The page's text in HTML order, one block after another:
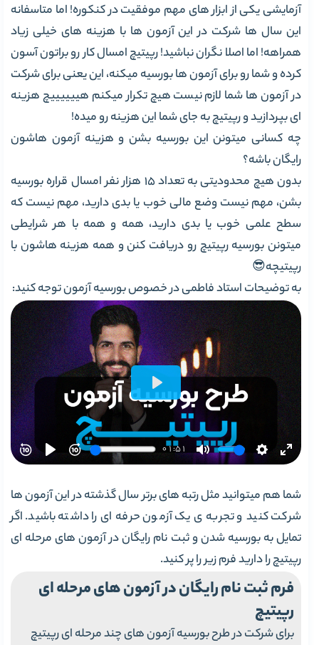
آزمایشی یکی از ابزار های مهم موفقیت در کنکوره! اما متاسفانه
این سال ها شرکت در این آزمون ها با هزینه های خیلی زیاد
همراهه! اما اصلا نگران نباشید! رپیتیچ امسال کار رو براتون آسون
کرده و شما رو برای آزمون ها بورسیه میکنه، این یعنی برای شرکت
در آزمون ها شما لازم نیست هیچ تکرار میکنم هییییییچ هزینه
ای بپردازید و رپیتیچ به جای شما این هزینه رو میده!
چه کسانی میتونن این بورسیه بشن و هزینه آزمون هاشون
رایگان باشه؟
بدون هیچ محدودیتی به تعداد 15 هزار نفر امسال قراره بورسیه
بشن، مهم نیست وضع مالی خوب یا بدی دارید، مهم نیست که
سطح علمی خوب یا بدی دارید، همه و همه با هر شرایطی
میتونن بورسیه رپیتیچ رو دریافت کنن و همه هزینه هاشون با
رپیتیچه😎
به توضیحات استاد فاطمی در خصوص بورسیه آزمون توجه کنید:
شما هم میتوانید مثل رتبه های برتر سال گذشته در این آزمون ها
شرکت کنید و تجربه ی یک آزمون حرفه ای را داشته باشید. اگر
تمایل به بورسیه شدن و ثبت نام رایگان در آزمون های مرحله ای
رپیتیچ را دارید فرم زیر را پر کنید.
فرم ثبت نام رایگان در آزمون های مرحله ای
رپیتیچ
برای شرکت در طرح بورسیه آزمون های چند مرحله ای رپیتیچ